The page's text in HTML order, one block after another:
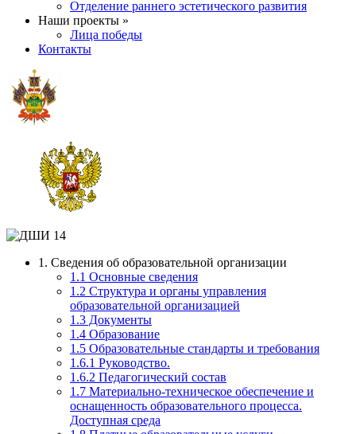
Отделение раннего эстетического развития
Наши проекты »
Лица победы
Контакты
1. Сведения об образовательной организации
1.1 Основные сведения
1.2 Структура и органы управления
образовательной организацией
1.3 Документы
1.4 Образование
1.5 Образовательные стандарты и требования
1.6.1 Руководство.
1.6.2 Педагогический состав
1.7 Материально-техническое обеспечение и
оснащенность образовательного процесса.
Доступная среда